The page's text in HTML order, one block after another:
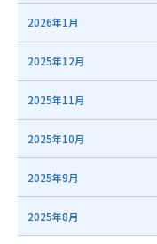
2026年1月
2025年12月
2025年11月
2025年10月
2025年9月
2025年8月